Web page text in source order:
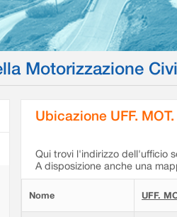
Motorizzazione
Ubicazione UFF.
Qui trovi l'indirizzo dell'ufficio
A disposizione anche una
Nome UFF.